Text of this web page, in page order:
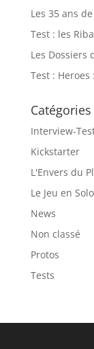
Les 35 ans
Test : les
Les Dossiers
Test :
Catégories
Interview-
Kickstarter
L'Envers du
Le Jeu en Solo
News
Non classé
Protos
Tests